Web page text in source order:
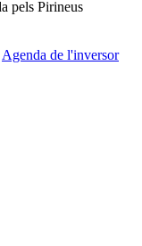
Agenda de l'inversor